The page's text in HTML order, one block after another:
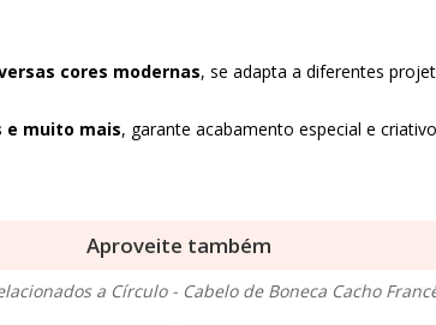
cores modernas, se adapta a diferentes
e muito mais, garante acabamento especial e
Aproveite também
a Círculo - Cabelo de Boneca Cacho